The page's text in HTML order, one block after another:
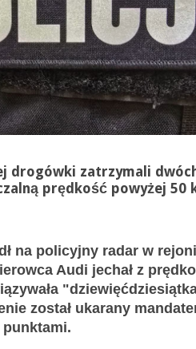
drogówki zatrzymali
prędkość powyżej 50
na policyjny radar w
Audi jechał z
został ukarany
punktami.